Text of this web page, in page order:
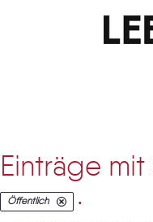
Einträge
Öffentlich .